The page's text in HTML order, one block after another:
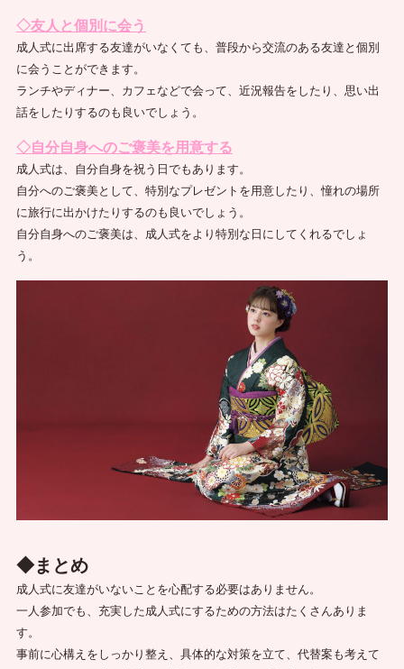
◇友人と個別に会う
成人式に出席する友達がいなくても、普段から交流のある友達と個別
に会うことができます。
ランチやディナー、カフェなどで会って、近況報告をしたり、思い出
話をしたりするのも良いでしょう。
◇自分自身へのご褒美を用意する
成人式は、自分自身を祝う日でもあります。
自分へのご褒美として、特別なプレゼントを用意したり、憧れの場所
に旅行に出かけたりするのも良いでしょう。
自分自身へのご褒美は、成人式をより特別な日にしてくれるでしょ
う。
◆まとめ
成人式に友達がいないことを心配する必要はありません。
一人参加でも、充実した成人式にするための方法はたくさんありま
す。
事前に心構えをしっかり整え、具体的な対策を立て、代替案も考えて